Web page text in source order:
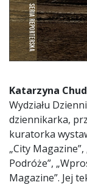
Katarzyna
Wydziału
dziennikarka,
kuratorka
„City
Podróże”,
Magazine”. Jej